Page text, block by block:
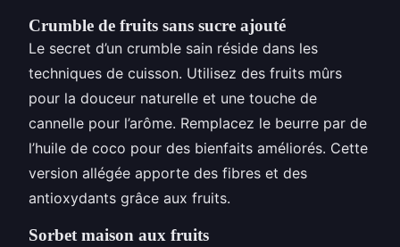
Crumble de fruits sans sucre ajouté
Le secret d’un crumble sain réside dans les
techniques de cuisson. Utilisez des fruits mûrs
pour la douceur naturelle et une touche de
cannelle pour l’arôme. Remplacez le beurre par de
l’huile de coco pour des bienfaits améliorés. Cette
version allégée apporte des fibres et des
antioxydants grâce aux fruits.
Sorbet maison aux fruits